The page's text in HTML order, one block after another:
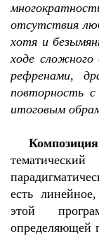
отсутствия
хотя и
ходе
рефренами,
повторность
итоговым
есть
этой
определяющей